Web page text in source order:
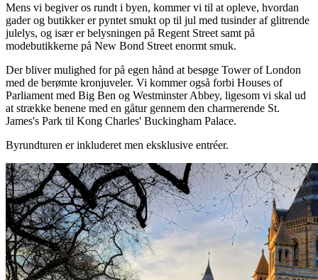
Mens vi begiver os rundt i byen, kommer vi til at opleve, hvordan
gader og butikker er pyntet smukt op til jul med tusinder af glitrende
julelys, og især er belysningen på Regent Street samt på
modebutikkerne på New Bond Street enormt smuk.
Der bliver mulighed for på egen hånd at besøge Tower of London
med de berømte kronjuveler. Vi kommer også forbi Houses of
Parliament med Big Ben og Westminster Abbey, ligesom vi skal ud
at strække benene med en gåtur gennem den charmerende St.
James's Park til Kong Charles' Buckingham Palace.
Byrundturen er inkluderet men eksklusive entréer.